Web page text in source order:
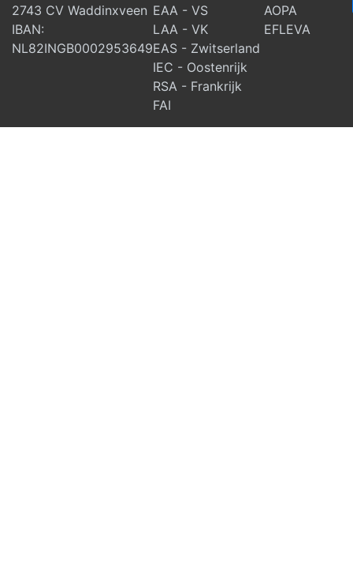
2743 CV Waddinxveen
IBAN:
NL82INGB0002953649
EAA - VS
LAA - VK
EAS - Zwitserland
IEC - Oostenrijk
RSA - Frankrijk
FAI
AOPA
EFLEVA